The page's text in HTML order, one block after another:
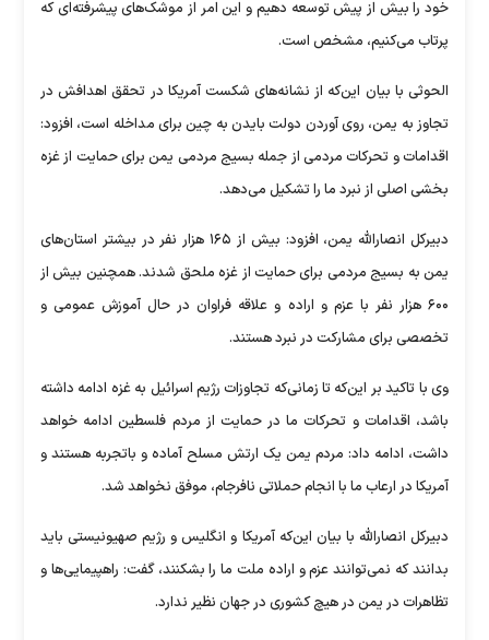
خود را بیش از پیش توسعه دهیم و این امر از موشک‌های پیشرفته‌ای که
پرتاب می‌کنیم، مشخص است.
الحوثی با بیان این‌که از نشانه‌های شکست آمریکا در تحقق اهدافش در
تجاوز به یمن، روی آوردن دولت بایدن به چین برای مداخله است، افزود:
اقدامات و تحرکات مردمی از جمله بسیج مردمی یمن برای حمایت از غزه
بخشی اصلی از نبرد ما را تشکیل می‌دهد.
دبیرکل انصارالله یمن، افزود: بیش از ۱۶۵ هزار نفر در بیشتر استان‌های
یمن به بسیج مردمی برای حمایت از غزه ملحق شدند. همچنین بیش از
۶۰۰ هزار نفر با عزم و اراده و علاقه فراوان در حال آموزش عمومی و
تخصصی برای مشارکت در نبرد هستند.
وی با تاکید بر این‌که تا زمانی‌که تجاوزات رژیم اسرائیل به غزه ادامه داشته
باشد، اقدامات و تحرکات ما در حمایت از مردم فلسطین ادامه خواهد
داشت، ادامه داد: مردم یمن یک ارتش مسلح آماده و باتجربه هستند و
آمریکا در ارعاب ما با انجام حملاتی نافرجام، موفق نخواهد شد.
دبیرکل انصارالله با بیان این‌که آمریکا و انگلیس و رژیم صهیونیستی باید
بدانند که نمی‌توانند عزم و اراده ملت ما را بشکنند، گفت: راهپیمایی‌ها و
تظاهرات در یمن در هیچ کشوری در جهان نظیر ندارد.